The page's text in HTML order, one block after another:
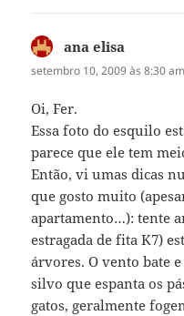
ana elisa
setembro 10, 2009 às 8:30 am
Oi, Fer.
Essa foto do esquilo
parece que ele tem
Então, vi umas dicas
que gosto muito
apartamento…): tente
estragada de fita K7)
árvores. O vento bate
silvo que espanta os
gatos, geralmente